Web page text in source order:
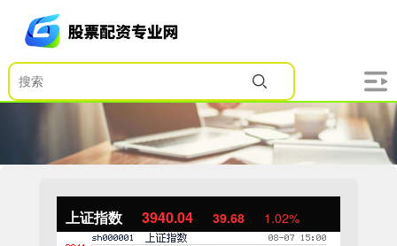
上证指数 3940.04 39.68 1.02%